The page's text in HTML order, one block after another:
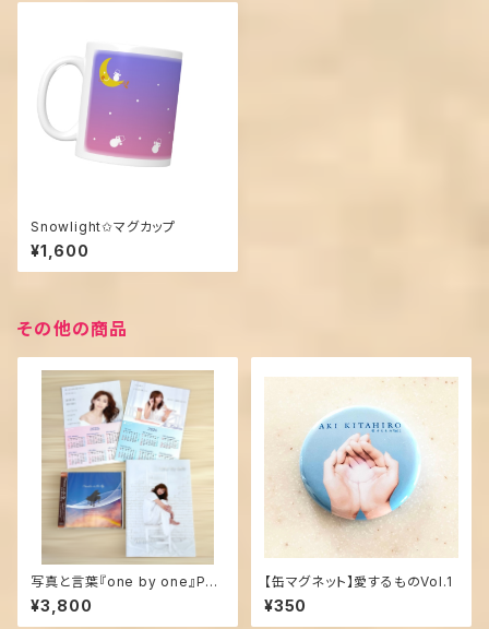
Snowlight✩マグカップ
¥1,600
その他の商品
写真と言葉『one by one』Pho
tobook＆CD限定セット！
¥3,800
【缶マグネット】愛するものVol.1
¥350